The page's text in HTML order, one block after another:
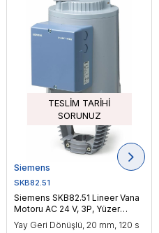
TESLIM TARIHI
SORUNUZ
Siemens
SKB82.51
Siemens SKB82.51 Lineer Vana
Motoru AC 24 V, 3P, Yüzer
Kontrol, 2800 N
Yay Geri Dönüşlü, 20 mm, 120 s